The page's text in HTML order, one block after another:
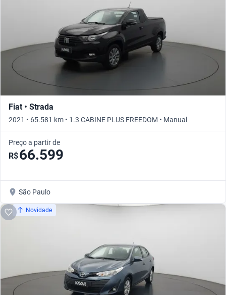
Fiat • Strada
2021 • 65.581 km • 1.3 CABINE PLUS FREEDOM • Manual
Preço a partir de
R$66.599
São Paulo
Novidade